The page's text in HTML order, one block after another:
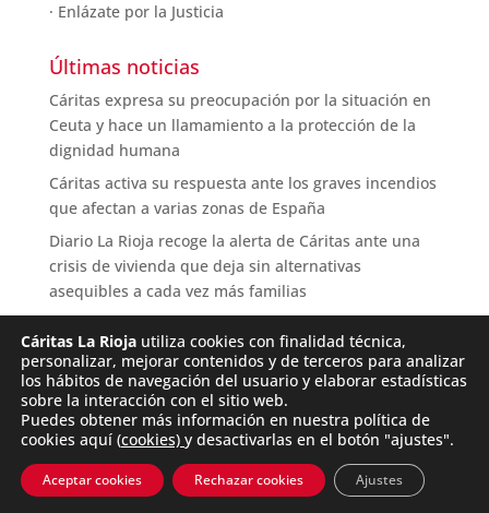
· Enlázate por la Justicia
Últimas noticias
Cáritas expresa su preocupación por la situación en
Ceuta y hace un llamamiento a la protección de la
dignidad humana
Cáritas activa su respuesta ante los graves incendios
que afectan a varias zonas de España
Diario La Rioja recoge la alerta de Cáritas ante una
crisis de vivienda que deja sin alternativas
asequibles a cada vez más familias
© Cáritas La Rioja |Aviso legal| Web diseñada por
Communicadia
Cáritas La Rioja utiliza cookies con finalidad técnica,
personalizar, mejorar contenidos y de terceros para analizar
los hábitos de navegación del usuario y elaborar estadísticas
sobre la interacción con el sitio web.
Puedes obtener más información en nuestra política de
cookies aquí (cookies) y desactivarlas en el botón "ajustes".
Aceptar cookies Rechazar cookies Ajustes